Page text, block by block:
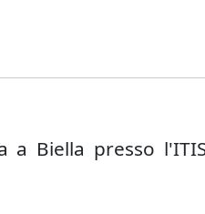
Biella presso